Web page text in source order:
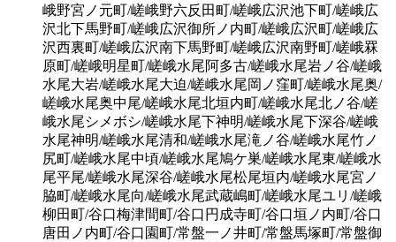
峨野宮ノ元町/嵯峨野六反田町/嵯峨広沢池下町/嵯峨広
沢北下馬野町/嵯峨広沢御所ノ内町/嵯峨広沢町/嵯峨広
沢西裏町/嵯峨広沢南下馬野町/嵯峨広沢南野町/嵯峨罧
原町/嵯峨明星町/嵯峨水尾阿多古/嵯峨水尾岩ノ谷/嵯峨
水尾大岩/嵯峨水尾大迫/嵯峨水尾岡ノ窪町/嵯峨水尾奥/
嵯峨水尾奥中尾/嵯峨水尾北垣内町/嵯峨水尾北ノ谷/嵯
峨水尾シメボシ/嵯峨水尾下神明/嵯峨水尾下深谷/嵯峨
水尾神明/嵯峨水尾清和/嵯峨水尾滝ノ谷/嵯峨水尾竹ノ
尻町/嵯峨水尾中頃/嵯峨水尾鳩ケ巣/嵯峨水尾東/嵯峨水
尾平尾/嵯峨水尾深谷/嵯峨水尾松尾垣内/嵯峨水尾宮ノ
脇町/嵯峨水尾向/嵯峨水尾武蔵嶋町/嵯峨水尾ユリ/嵯峨
柳田町/谷口梅津間町/谷口円成寺町/谷口垣ノ内町/谷口
唐田ノ内町/谷口園町/常盤一ノ井町/常盤馬塚町/常盤御